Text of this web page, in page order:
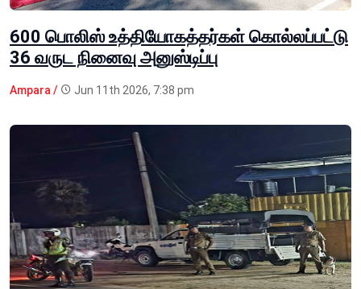
600 பொலிஸ் உத்தியோகத்தர்கள் கொல்லப்பட்டு
36 வருட நினைவு அனுஸ்டிப்பு
Ampara / Jun 11th 2026, 7:38 pm